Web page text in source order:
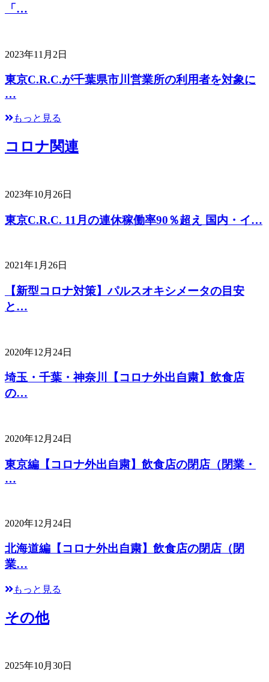
「…
2023年11月2日
東京C.R.C.が千葉県市川営業所の利用者を対象に
…
もっと見る
コロナ関連
2023年10月26日
東京C.R.C. 11月の連休稼働率90％超え 国内・イ…
2021年1月26日
【新型コロナ対策】パルスオキシメータの目安
と…
2020年12月24日
埼玉・千葉・神奈川【コロナ外出自粛】飲食店
の…
2020年12月24日
東京編【コロナ外出自粛】飲食店の閉店（閉業・
…
2020年12月24日
北海道編【コロナ外出自粛】飲食店の閉店（閉
業…
もっと見る
その他
2025年10月30日